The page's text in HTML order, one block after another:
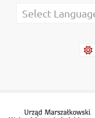
Urząd
Informacje o